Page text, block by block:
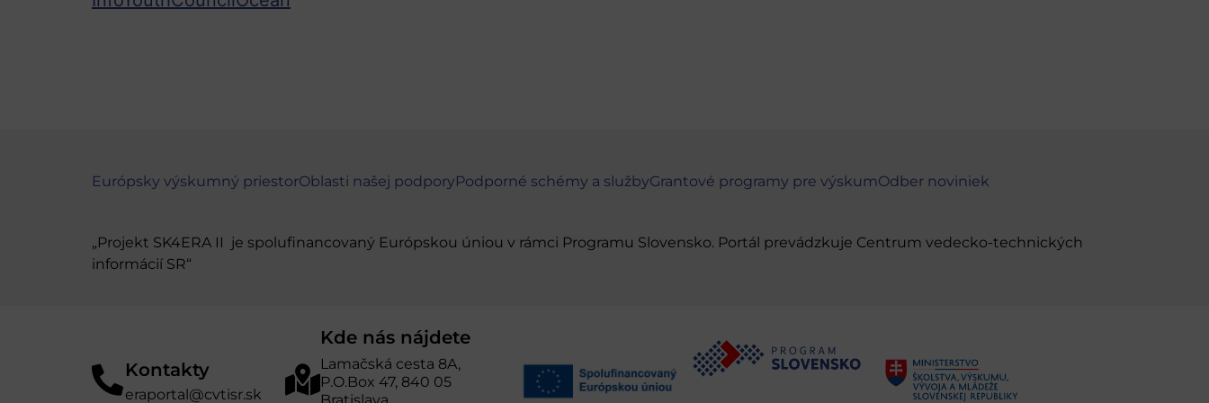
Európsky výskumný priestorOblasti našej podporyPodporné schémy a službyGrantové programy pre výskumOdber noviniek
„Projekt SK4ERA II je spolufinancovaný Európskou úniou v rámci Programu Slovensko. Portál prevádzkuje Centrum vedecko-technických
informácií SR“
Kontakty
eraportal@cvtisr.sk
Kde nás nájdete
Lamačská cesta 8A,
P.O.Box 47, 840 05